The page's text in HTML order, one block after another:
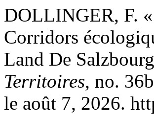
DOLLINGER, F.
Corridors
Land De
Territoires, no.
le août 7, 2026.